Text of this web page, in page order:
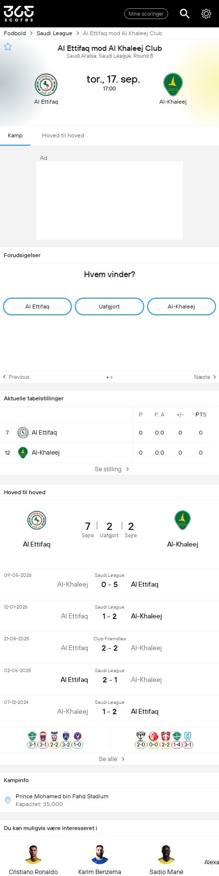
Mine scoringer
Fodbold Saudi League Al Ettifaq mod Al Khaleej Club
Al Ettifaq mod Al Khaleej Club
Saudi Arabia, Saudi League, Round 8
Al Ettifaq
tor., 17. sep.
17:00
Al-Khaleej
Kamp Hoved til hoved
Ad
Forudsigelser
Hvem vinder?
Al Ettifaq Uafgjort Al-Khaleej
Previous Næste
Aktuelle tabelstillinger
P F: A +/- PTS
7 Al Ettifaq 0 0:0 0 0
12 Al-Khaleej 0 0:0 0 0
Se stilling
Kampinfo
Prince Mohamed bin Fahd Stadium
Kapacitet: 35,000
Hoved til hoved
Al Ettifaq
7
Sejre
2
Uafgjort
2
Sejre
Al-Khaleej
Al-Khaleej
Saudi League
0 - 5 Al Ettifaq
09-05-2026
Al Ettifaq
Saudi League
1 - 2 Al-Khaleej
12-01-2026
Al Ettifaq
Club Friendlies
2 - 2 Al-Khaleej
21-08-2025
Al Ettifaq
Saudi League
2 - 1 Al-Khaleej
02-05-2025
Al-Khaleej
Saudi League
1 - 2 Al Ettifaq
07-12-2024
3-1 3-1 2-2 3-2 1-0 2-0 0-0 2-2 1-4 3-1
Se alle
Du kan muligvis være interesseret i
Cristiano Ronaldo Karim Benzema Sadio Mané